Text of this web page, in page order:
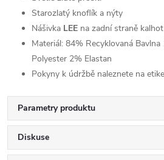
Starozlatý knoflík a nýty
Nášivka LEE na zadní straně
Materiál: 84% Recyklovaná
Polyester 2% Elastan
Pokyny k údržbě naleznete na
Parametry produktu
Diskuse